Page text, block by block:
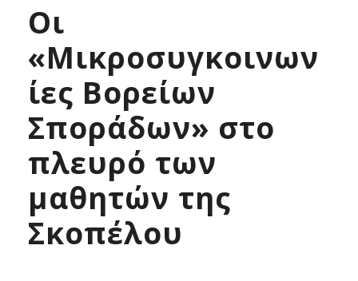
Οι
«Μικροσυγκοινων
ίες Βορείων
Σποράδων» στο
πλευρό των
μαθητών της
Σκοπέλου